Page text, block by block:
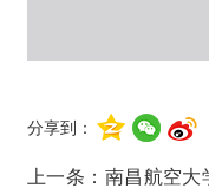
分享到：
上一条： 南昌航空大